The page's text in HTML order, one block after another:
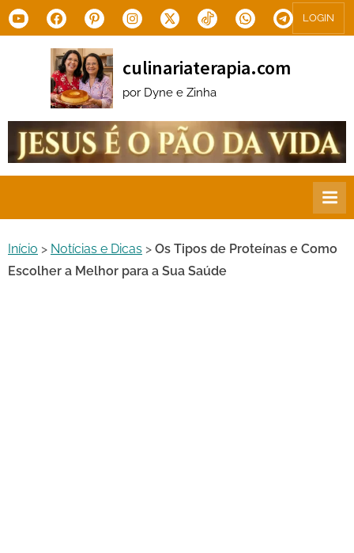
Skip
to
YoutubeFacebookPinterestInstagram
X.com Tiktok WhatsAppTelegram
LOGIN
culinariaterapia.com
por Dyne e Zinha
Início > Notícias e Dicas > Os Tipos de Proteínas e Como
Escolher a Melhor para a Sua Saúde